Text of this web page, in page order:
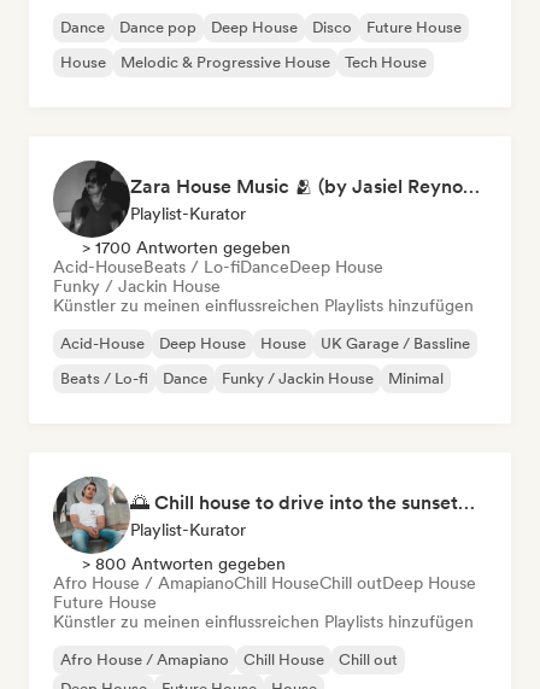
Dance Dance pop Deep House Disco
Future House
House
Melodic & Progressive House Tech House
Zara House Music 🫂 (by Jasiel Reynoso)
Playlist-Kurator
> 1700 Antworten gegeben
Acid-HouseBeats / Lo-fiDanceDeep House
Funky / Jackin House
Künstler zu meinen einflussreichen Playlists hinzufügen
Acid-House Deep House House
UK Garage / Bassline
Beats / Lo-fi
Dance Funky / Jackin House Minimal
🌅 Chill house to drive into the sunset🌅 by Spayds
Playlist-Kurator
> 800 Antworten gegeben
Afro House / AmapianoChill HouseChill outDeep House
Future House
Künstler zu meinen einflussreichen Playlists hinzufügen
Afro House / Amapiano Chill House
Chill out